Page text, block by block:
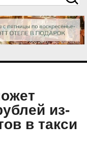
из-
в такси